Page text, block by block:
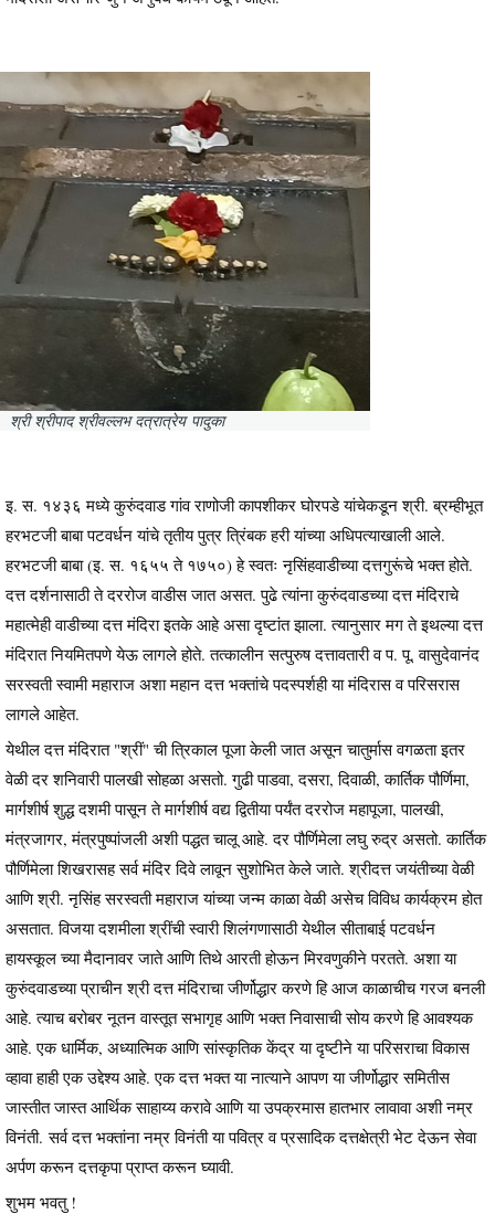
श्री श्रीपाद श्रीवल्लभ दत्रात्रेय पादुका
इ. स. १४३६ मध्ये कुरुंदवाड गांव राणोजी कापशीकर घोरपडे यांचेकडून श्री. ब्रम्हीभूत
हरभटजी बाबा पटवर्धन यांचे तृतीय पुत्र त्रिंबक हरी यांच्या अधिपत्याखाली आले.
हरभटजी बाबा (इ. स. १६५५ ते १७५०) हे स्वतः नृसिंहवाडीच्या दत्तगुरूंचे भक्त होते.
दत्त दर्शनासाठी ते दररोज वाडीस जात असत. पुढे त्यांना कुरुंदवाडच्या दत्त मंदिराचे
महात्मेही वाडीच्या दत्त मंदिरा इतके आहे असा दृष्टांत झाला. त्यानुसार मग ते इथल्या दत्त
मंदिरात नियमितपणे येऊ लागले होते. तत्कालीन सत्पुरुष दत्तावतारी व प. पू. वासुदेवानंद
सरस्वती स्वामी महाराज अशा महान दत्त भक्तांचे पदस्पर्शही या मंदिरास व परिसरास
लागले आहेत.
येथील दत्त मंदिरात "श्रीं" ची त्रिकाल पूजा केली जात असून चातुर्मास वगळता इतर
वेळी दर शनिवारी पालखी सोहळा असतो. गुढी पाडवा, दसरा, दिवाळी, कार्तिक पौर्णिमा,
मार्गशीर्ष शुद्ध दशमी पासून ते मार्गशीर्ष वद्य द्वितीया पर्यंत दररोज महापूजा, पालखी,
मंत्रजागर, मंत्रपुष्पांजली अशी पद्धत चालू आहे. दर पौर्णिमेला लघु रुद्र असतो. कार्तिक
पौर्णिमेला शिखरासह सर्व मंदिर दिवे लावून सुशोभित केले जाते. श्रीदत्त जयंतीच्या वेळी
आणि श्री. नृसिंह सरस्वती महाराज यांच्या जन्म काळा वेळी असेच विविध कार्यक्रम होत
असतात. विजया दशमीला श्रींची स्वारी शिलंगणासाठी येथील सीताबाई पटवर्धन
हायस्कूल च्या मैदानावर जाते आणि तिथे आरती होऊन मिरवणुकीने परतते. अशा या
कुरुंदवाडच्या प्राचीन श्री दत्त मंदिराचा जीर्णोद्धार करणे हि आज काळाचीच गरज बनली
आहे. त्याच बरोबर नूतन वास्तूत सभागृह आणि भक्त निवासाची सोय करणे हि आवश्यक
आहे. एक धार्मिक, अध्यात्मिक आणि सांस्कृतिक केंद्र या दृष्टीने या परिसराचा विकास
व्हावा हाही एक उद्देश्य आहे. एक दत्त भक्त या नात्याने आपण या जीर्णोद्धार समितीस
जास्तीत जास्त आर्थिक साहाय्य करावे आणि या उपक्रमास हातभार लावावा अशी नम्र
विनंती. सर्व दत्त भक्तांना नम्र विनंती या पवित्र व प्रसादिक दत्तक्षेत्री भेट देऊन सेवा
अर्पण करून दत्तकृपा प्राप्त करून घ्यावी.
शुभम भवतु !